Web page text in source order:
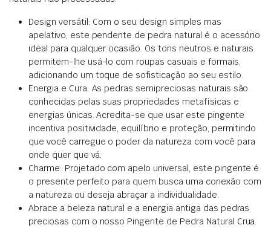
Design versátil: Com o seu design simples mas
apelativo, este pendente de pedra natural é o acessório
ideal para qualquer ocasião. Os tons neutros e naturais
permitem-lhe usá-lo com roupas casuais e formais,
adicionando um toque de sofisticação ao seu estilo.
Energia e Cura: As pedras semipreciosas naturais são
conhecidas pelas suas propriedades metafísicas e
energias únicas. Acredita-se que usar este pingente
incentiva positividade, equilíbrio e proteção, permitindo
que você carregue o poder da natureza com você para
onde quer que vá.
Charme: Projetado com apelo universal, este pingente é
o presente perfeito para quem busca uma conexão com
a natureza ou deseja abraçar a individualidade.
Abrace a beleza natural e a energia antiga das pedras
preciosas com o nosso Pingente de Pedra Natural Crua.